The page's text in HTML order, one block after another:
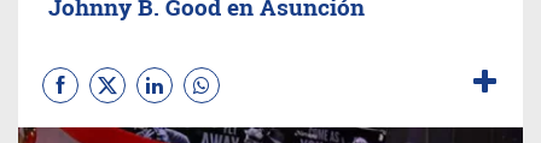
Johnny B. Good en Asunción